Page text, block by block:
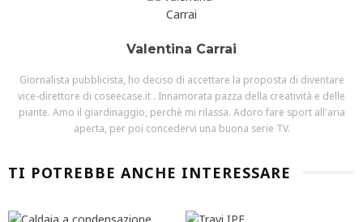
Valentina Carrai
Giornalista pubblicista, ho deciso di accettare la proposta di diventare
vice-direttore di coseecase.it . Innamorata pazza della creatività e delle
piante. Amo il giardinaggio, perchè mi rilassa. Adoro fare sport all'aria
aperta, per poi concedervi una buona serie TV.
TI POTREBBE ANCHE INTERESSARE